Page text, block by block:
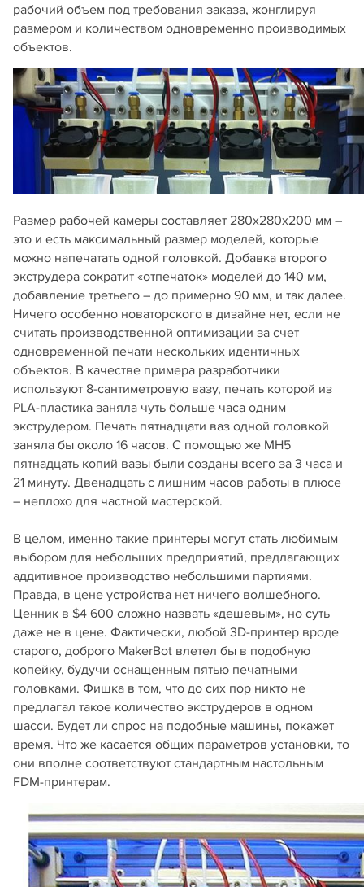
рабочий объем под требования заказа, жонглируя
размером и количеством одновременно производимых
объектов.
Размер рабочей камеры составляет 280x280x200 мм –
это и есть максимальный размер моделей, которые
можно напечатать одной головкой. Добавка второго
экструдера сократит «отпечаток» моделей до 140 мм,
добавление третьего – до примерно 90 мм, и так далее.
Ничего особенно новаторского в дизайне нет, если не
считать производственной оптимизации за счет
одновременной печати нескольких идентичных
объектов. В качестве примера разработчики
используют 8-сантиметровую вазу, печать которой из
PLA-пластика заняла чуть больше часа одним
экструдером. Печать пятнадцати ваз одной головкой
заняла бы около 16 часов. С помощью же MH5
пятнадцать копий вазы были созданы всего за 3 часа и
21 минуту. Двенадцать с лишним часов работы в плюсе
– неплохо для частной мастерской.
В целом, именно такие принтеры могут стать любимым
выбором для небольших предприятий, предлагающих
аддитивное производство небольшими партиями.
Правда, в цене устройства нет ничего волшебного.
Ценник в $4 600 сложно назвать «дешевым», но суть
даже не в цене. Фактически, любой 3D-принтер вроде
старого, доброго MakerBot влетел бы в подобную
копейку, будучи оснащенным пятью печатными
головками. Фишка в том, что до сих пор никто не
предлагал такое количество экструдеров в одном
шасси. Будет ли спрос на подобные машины, покажет
время. Что же касается общих параметров установки, то
они вполне соответствуют стандартным настольным
FDM-принтерам.